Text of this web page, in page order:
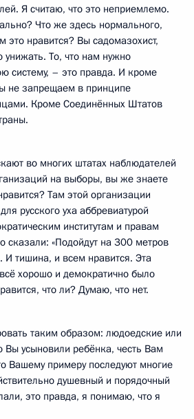
Я считаю, что это неприемлемо.
Что же здесь нормального,
это нравится? Вы садомазохист,
унижать. То, что нам нужно
систему, – это правда. И кроме
не запрещаем в принципе
Кроме Соединённых Штатов
во многих штатах наблюдателей
на выборы, вы же знаете
Там этой организации
русского уха аббревиатурой
институтам и правам
сказали: «Подойдут на 300 метров
И тишина, и всем нравится. Эта
хорошо и демократично было
что ли? Думаю, что нет.
таким образом: людоедские или
Вы усыновили ребёнка, честь Вам
Вашему примеру последуют многие
душевный и порядочный
это правда, я понимаю, что я